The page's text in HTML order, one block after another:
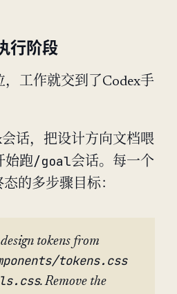
行阶段
工作就交到了Codex手
话，把设计方向文档喂
始跑/goal会话。每一个
的多步骤目标：
tokens from
tokens.css
. Remove the